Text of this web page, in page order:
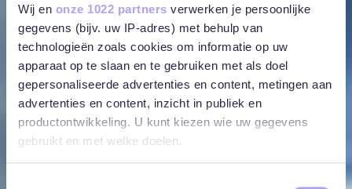
Wij en onze 1022 partners verwerken je persoonlijke
gegevens (bijv. uw IP-adres) met behulp van
technologieën zoals cookies om informatie op uw
apparaat op te slaan en te gebruiken met als doel
gepersonaliseerde advertenties en content, metingen aan
advertenties en content, inzicht in publiek en
productontwikkeling. U kunt kiezen wie uw gegevens
gebruikt en met welke doelen.